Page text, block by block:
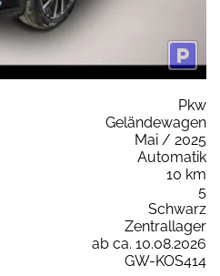
Pkw
Geländewagen
Mai / 2025
Automatik
10 km
5
Schwarz
Zentrallager
ab ca. 10.08.2026
GW-KOS414